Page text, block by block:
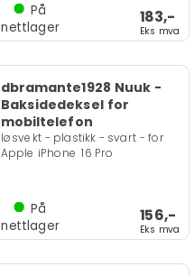
183,-
Eks mva
På
nettlager
dbramante1928 Nuuk -
Baksidedeksel for
mobiltelefon
løsvekt - plastikk - svart - for
Apple iPhone 16 Pro
156,-
Eks mva
På
nettlager